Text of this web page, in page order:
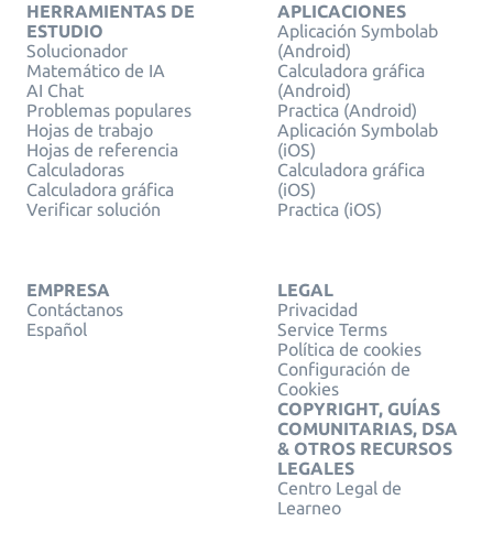
HERRAMIENTAS DE
ESTUDIO
Solucionador
Matemático de IA
AI Chat
Problemas populares
Hojas de trabajo
Hojas de referencia
Calculadoras
Calculadora gráfica
Verificar solución
APLICACIONES
Aplicación Symbolab
(Android)
Calculadora gráfica
(Android)
Practica (Android)
Aplicación Symbolab
(iOS)
Calculadora gráfica
(iOS)
Practica (iOS)
EMPRESA
Contáctanos
Español
LEGAL
Privacidad
Service Terms
Política de cookies
Configuración de
Cookies
COPYRIGHT, GUÍAS
COMUNITARIAS, DSA
& OTROS RECURSOS
LEGALES
Centro Legal de
Learneo